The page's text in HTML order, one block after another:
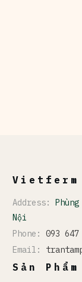
Vietferm
Address:
Nội
Phone: 093
Email:
Sản Phẩm